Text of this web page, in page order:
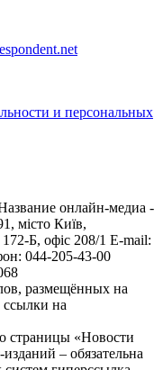
и персональных
онлайн-медиа -
місто Київ,
Б, офіс 208/1 E-mail:
044-205-43-00
размещённых на
ссылки на
страницы «Новости
– обязательна